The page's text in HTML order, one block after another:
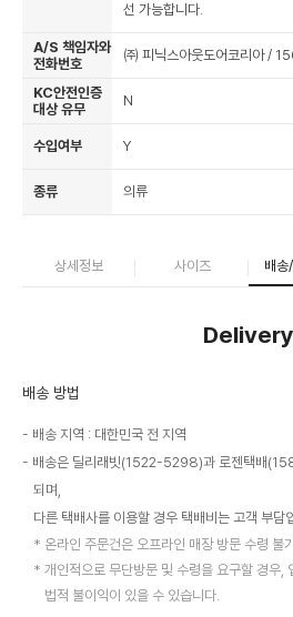
선 가능합니다.
A/S 책임자와
전화번호
㈜ 피닉스아웃도어코리아 /
KC안전인증
대상 유무
N
수입여부 Y
종류 의류
상세정보 사이즈 배송
Delivery
배송 방법
배송 지역 : 대한민국 전 지역
배송은 딜리래빗(1522-5298)과 로젠택배
되며,
다른 택배사를 이용할 경우 택배비는 고객 부담
온라인 주문건은 오프라인 매장 방문 수령 불
개인적으로 무단방문 및 수령을 요구할 경우,
법적 불이익이 있을 수 있습니다.